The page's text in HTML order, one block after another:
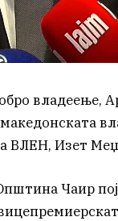
владеење,
ВЛЕН, Изет
Чаир